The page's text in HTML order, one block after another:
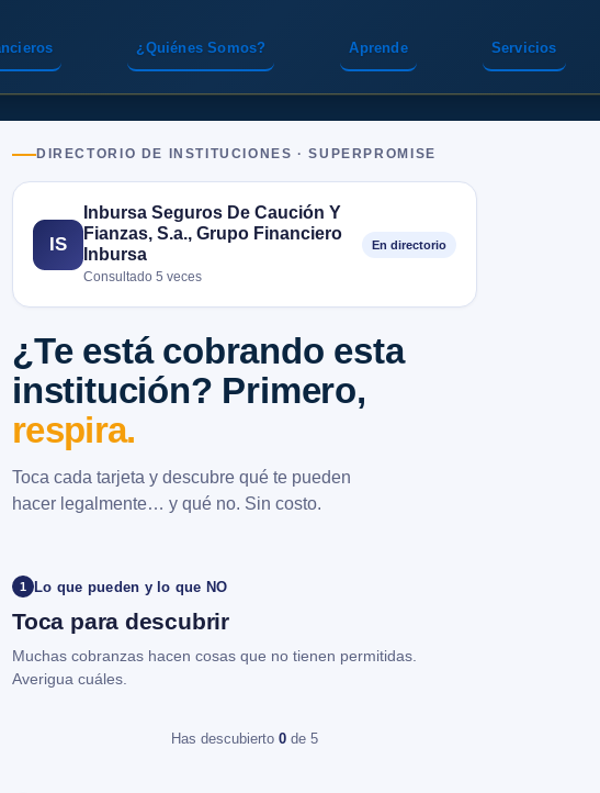
Servicios
¿Quiénes Somos? Aprende
DIRECTORIO DE INSTITUCIONES · SUPERPROMISE
IS
Inbursa Seguros De Caución Y
Fianzas, S.a., Grupo Financiero
Inbursa
Consultado 5 veces
En directorio
¿Te está cobrando esta
institución? Primero,
respira.
Toca cada tarjeta y descubre qué te pueden
hacer legalmente… y qué no. Sin costo.
1 Lo que pueden y lo que NO
Toca para descubrir
Muchas cobranzas hacen cosas que no tienen permitidas.
Averigua cuáles.
Has descubierto 0 de 5